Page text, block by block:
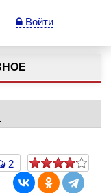
Войти
2